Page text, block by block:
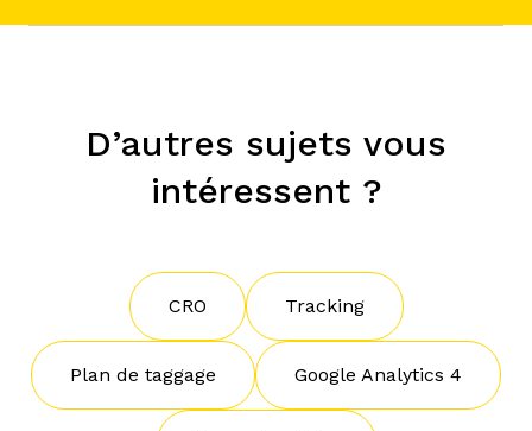
D’autres sujets vous
intéressent ?
CRO Tracking
Plan de taggage Google Analytics 4